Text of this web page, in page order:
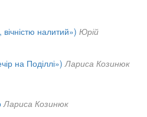
вічністю налитий») Юрій
на Поділлі») Лариса Козинюк
Лариса Козинюк